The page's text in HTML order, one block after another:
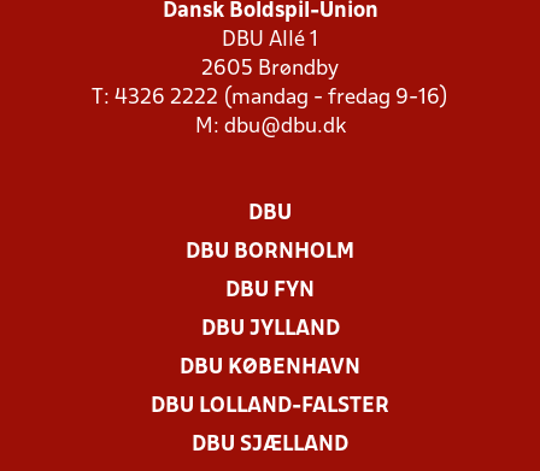
Dansk Boldspil-Union
DBU Allé 1
2605 Brøndby
T: 4326 2222 (mandag - fredag 9-16)
M: dbu@dbu.dk
DBU
DBU BORNHOLM
DBU FYN
DBU JYLLAND
DBU KØBENHAVN
DBU LOLLAND-FALSTER
DBU SJÆLLAND